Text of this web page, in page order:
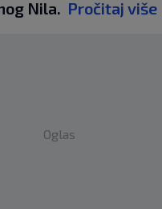
Nila.  Pročitaj više
Oglas